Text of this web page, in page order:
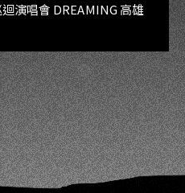
演唱會 DREAMING 高雄